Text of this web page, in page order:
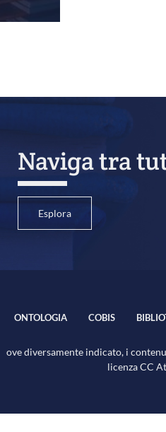
Naviga tra
Esplora
ONTOLOGIA COBIS
ove diversamente indicato, i
licenzaCC